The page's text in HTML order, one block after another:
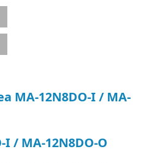
MA-12N8DO-I / MA-
/ MA-12N8DO-O